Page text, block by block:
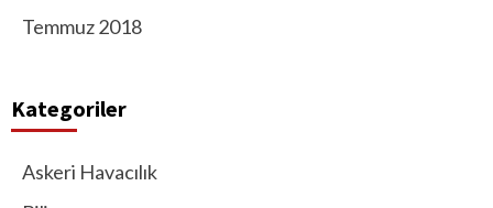
Temmuz 2018
Kategoriler
Askeri Havacılık